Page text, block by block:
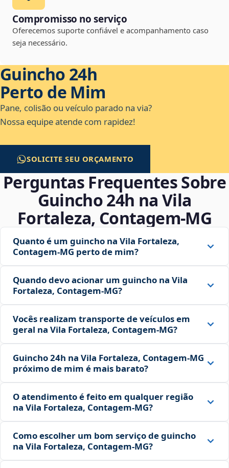
Compromisso no serviço
Oferecemos suporte confiável e acompanhamento caso
seja necessário.
Guincho 24h
Perto de Mim
Pane, colisão ou veículo parado na via?
Nossa equipe atende com rapidez!
SOLICITE SEU ORÇAMENTO
Perguntas Frequentes Sobre
Guincho 24h na Vila
Fortaleza, Contagem‑MG
Quanto é um guincho na Vila Fortaleza,
Contagem‑MG perto de mim?
Quando devo acionar um guincho na Vila
Fortaleza, Contagem‑MG?
Vocês realizam transporte de veículos em
geral na Vila Fortaleza, Contagem‑MG?
Guincho 24h na Vila Fortaleza, Contagem‑MG
próximo de mim é mais barato?
O atendimento é feito em qualquer região
na Vila Fortaleza, Contagem‑MG?
Como escolher um bom serviço de guincho
na Vila Fortaleza, Contagem‑MG?